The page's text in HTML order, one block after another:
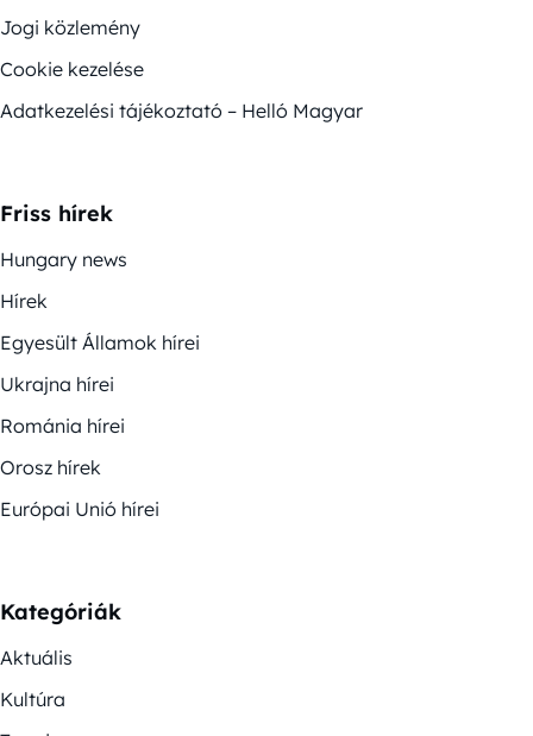
Jogi közlemény
Cookie kezelése
Adatkezelési tájékoztató – Helló Magyar
Friss hírek
Hungary news
Hírek
Egyesült Államok hírei
Ukrajna hírei
Románia hírei
Orosz hírek
Európai Unió hírei
Kategóriák
Aktuális
Kultúra